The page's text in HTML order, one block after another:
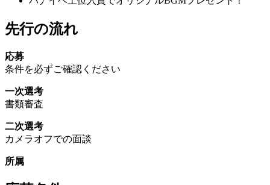
先行の流れ
応募
条件を必ずご確認ください
一次選考
書類審査
二次選考
カメラオフでの面談
所属